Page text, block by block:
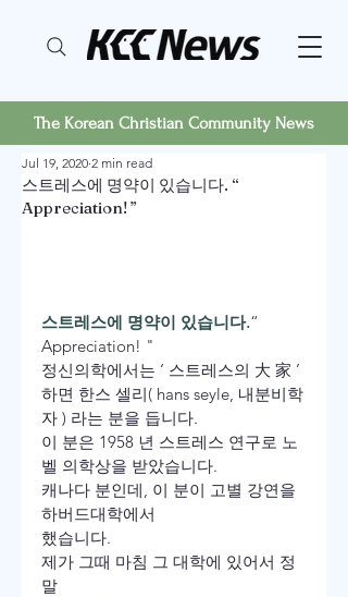
The Korean Christian Community News
스트레스에 명약이 있습니다. “
Appreciation! ”
Jul 19, 2020 2 min read
스트레스에 명약이 있습니다.“
Appreciation! "
정신의학에서는 ‘ 스트레스의 大 家 ’
하면 한스 셀리( hans seyle, 내분비학
자 ) 라는 분을 듭니다.
이 분은 1958 년 스트레스 연구로 노
벨 의학상을 받았습니다.
캐나다 분인데, 이 분이 고별 강연을
하버드대학에서
했습니다.
제가 그때 마침 그 대학에 있어서 정
말